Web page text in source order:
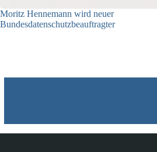
Moritz Hennemann wird neuer
Bundesdatenschutzbeauftragter